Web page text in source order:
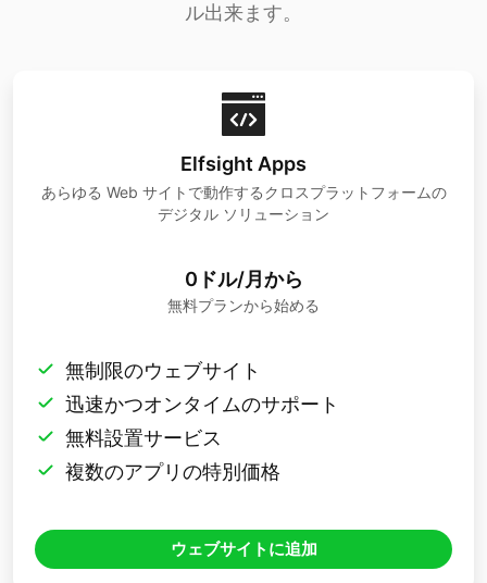
ル出来ます。
Elfsight Apps
あらゆる Web サイトで動作するクロスプラットフォームの
デジタル ソリューション
0ドル/月から
無料プランから始める
無制限のウェブサイト
迅速かつオンタイムのサポート
無料設置サービス
複数のアプリの特別価格
ウェブサイトに追加